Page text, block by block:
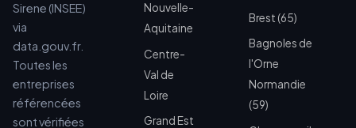
Sirene (INSEE)
via
data.gouv.fr.
Toutes les
entreprises
référencées
sont vérifiées
Nouvelle-
Aquitaine
Centre-
Val de
Loire
Grand Est
Brest (65)
Bagnoles de
l'Orne
Normandie
(59)